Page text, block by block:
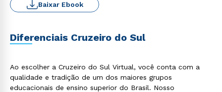
Baixar Ebook
Diferenciais Cruzeiro do Sul
Ao escolher a Cruzeiro do Sul Virtual, você conta com a
qualidade e tradição de um dos maiores grupos
educacionais de ensino superior do Brasil. Nosso